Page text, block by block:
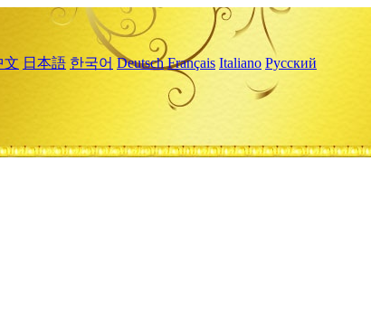
文 日本語 한국어 Deutsch Français Italiano Русский